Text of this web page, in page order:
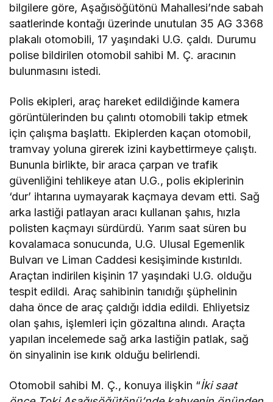
bilgilere göre, Aşağısöğütönü Mahallesi’nde sabah
saatlerinde kontağı üzerinde unutulan 35 AG 3368
plakalı otomobili, 17 yaşındaki U.G. çaldı. Durumu
polise bildirilen otomobil sahibi M. Ç. aracının
bulunmasını istedi.
Polis ekipleri, araç hareket edildiğinde kamera
görüntülerinden bu çalıntı otomobili takip etmek
için çalışma başlattı. Ekiplerden kaçan otomobil,
tramvay yoluna girerek izini kaybettirmeye çalıştı.
Bununla birlikte, bir araca çarpan ve trafik
güvenliğini tehlikeye atan U.G., polis ekiplerinin
‘dur’ ihtarına uymayarak kaçmaya devam etti. Sağ
arka lastiği patlayan aracı kullanan şahıs, hızla
polisten kaçmayı sürdürdü. Yarım saat süren bu
kovalamaca sonucunda, U.G. Ulusal Egemenlik
Bulvarı ve Liman Caddesi kesişiminde kıstırıldı.
Araçtan indirilen kişinin 17 yaşındaki U.G. olduğu
tespit edildi. Araç sahibinin tanıdığı şüphelinin
daha önce de araç çaldığı iddia edildi. Ehliyetsiz
olan şahıs, işlemleri için gözaltına alındı. Araçta
yapılan incelemede sağ arka lastiğin patlak, sağ
ön sinyalinin ise kırık olduğu belirlendi.
Otomobil sahibi M. Ç., konuya ilişkin “İki saat